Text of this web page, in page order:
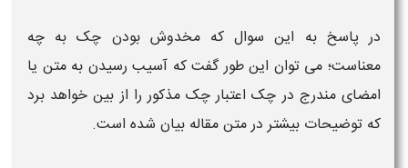
در پاسخ به این سوال که مخدوش بودن چک به چه
معناست؛ می توان این طور گفت که آسیب رسیدن به متن یا
امضای مندرج در چک اعتبار چک مذکور را از بین خواهد برد
که توضیحات بیشتر در متن مقاله بیان شده است.